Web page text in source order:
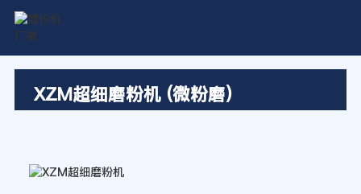
XZM超细磨粉机 (微粉磨)